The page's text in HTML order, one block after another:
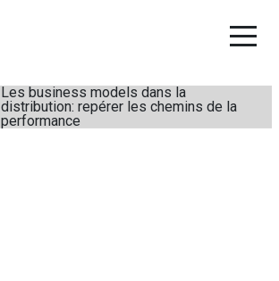
Les business models dans la
distribution: repérer les chemins de la
performance